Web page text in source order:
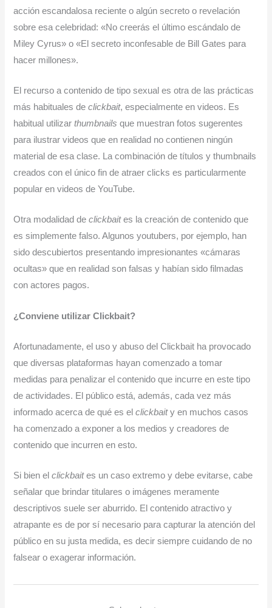
acción escandalosa reciente o algún secreto o revelación
sobre esa celebridad: «No creerás el último escándalo de
Miley Cyrus» o «El secreto inconfesable de Bill Gates para
hacer millones».
El recurso a contenido de tipo sexual es otra de las prácticas
más habituales declickbait, especialmente en videos. Es
habitual utilizarthumbnails que muestran fotos sugerentes
para ilustrar videos que en realidad no contienen ningún
material de esa clase. La combinación de títulos y thumbnails
creados con el único fin de atraer clicks es particularmente
popular en videos de YouTube.
Otra modalidad declickbaites la creación de contenido que
es simplemente falso. Algunos youtubers, por ejemplo, han
sido descubiertos presentando impresionantes «cámaras
ocultas» que en realidad son falsas y habían sido filmadas
con actores pagos.
¿Conviene utilizar Clickbait?
Afortunadamente, el uso y abuso del Clickbait ha provocado
que diversas plataformas hayan comenzado a tomar
medidas para penalizar el contenido que incurre en este tipo
de actividades. El público está, además, cada vez más
informado acerca de qué es elclickbaity en muchos casos
ha comenzado a exponer a los medios y creadores de
contenido que incurren en esto.
Si bien elclickbaites un caso extremo y debe evitarse, cabe
señalar que brindar titulares o imágenes meramente
descriptivos suele ser aburrido. El contenido atractivo y
atrapante es de por sí necesario para capturar la atención del
público en su justa medida, es decir siempre cuidando de no
falsear o exagerar información.